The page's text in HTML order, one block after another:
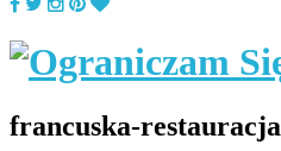
francuska-restauracja